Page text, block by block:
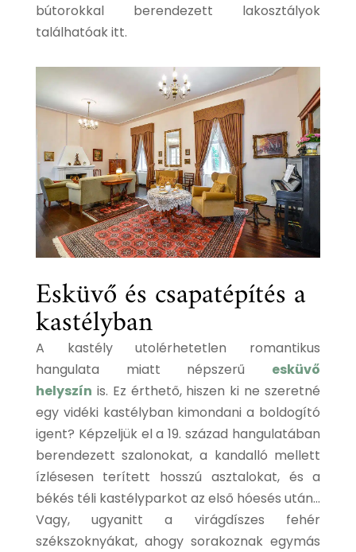
bútorokkal berendezett lakosztályok
találhatóak itt.
Esküvő és csapatépítés a
kastélyban
A kastély utolérhetetlen romantikus
hangulata miatt népszerű esküvő
helyszín is. Ez érthető, hiszen ki ne szeretné
egy vidéki kastélyban kimondani a boldogító
igent? Képzeljük el a 19. század hangulatában
berendezett szalonokat, a kandalló mellett
ízlésesen terített hosszú asztalokat, és a
békés téli kastélyparkot az első hóesés után…
Vagy, ugyanitt a virágdíszes fehér
székszoknyákat, ahogy sorakoznak egymás